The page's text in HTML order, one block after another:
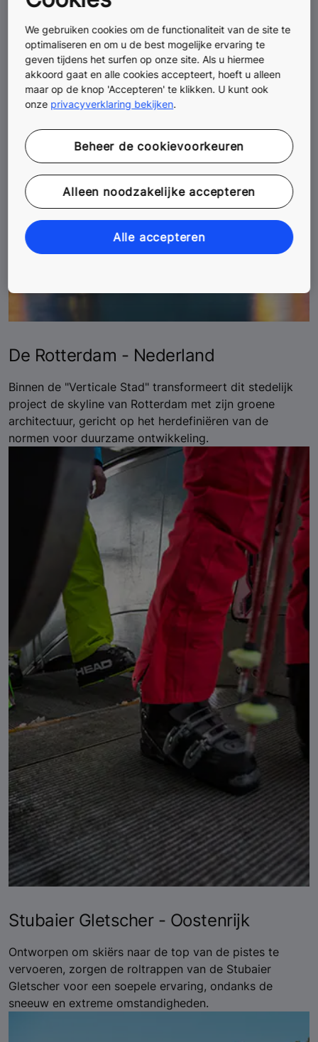
De Rotterdam - Nederland
Binnen de "Verticale Stad" transformeert dit stedelijk
project de skyline van Rotterdam met zijn groene
architectuur, gericht op het herdefiniëren van de
normen voor duurzame ontwikkeling.
Stubaier Gletscher - Oostenrijk
Ontworpen om skiërs naar de top van de pistes te
vervoeren, zorgen de roltrappen van de Stubaier
Gletscher voor een soepele ervaring, ondanks de
sneeuw en extreme omstandigheden.
We gebruiken cookies om de functionaliteit van de site te
optimaliseren en om u de best mogelijke ervaring te
geven tijdens het surfen op onze site. Als u hiermee
akkoord gaat en alle cookies accepteert, hoeft u alleen
maar op de knop 'Accepteren' te klikken. U kunt ook
onze privacyverklaring bekijken.
Beheer de cookievoorkeuren
Alleen noodzakelijke accepteren
Alle accepteren